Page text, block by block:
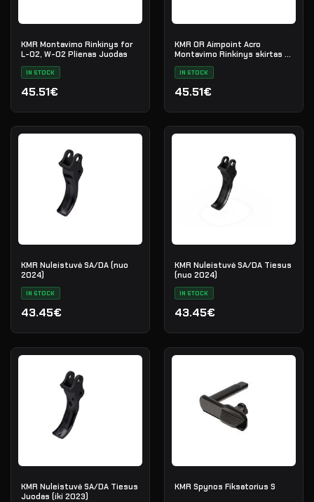
KMR Montavimo Rinkinys for
L-02, W-02 Plienas Juodas
IN STOCK
45.51€
KMR OR Aimpoint Acro
Montavimo Rinkinys skirtas L-
02, W-02 Plienas Juodas
IN STOCK
45.51€
KMR Nuleistuvė SA/DA (nuo
2024)
IN STOCK
43.45€
KMR Nuleistuvė SA/DA Tiesus
(nuo 2024)
IN STOCK
43.45€
KMR Nuleistuvė SA/DA Tiesus
Juodas (iki 2023)
KMR Spynos Fiksatorius S